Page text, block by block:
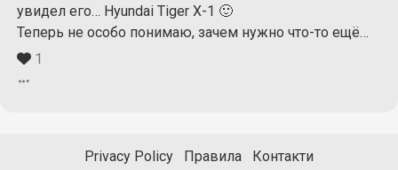
увидел его… Hyundai Tiger X-1 🙂
Теперь не особо понимаю, зачем нужно что-то ещё…
1
Privacy Policy Правила Контакти